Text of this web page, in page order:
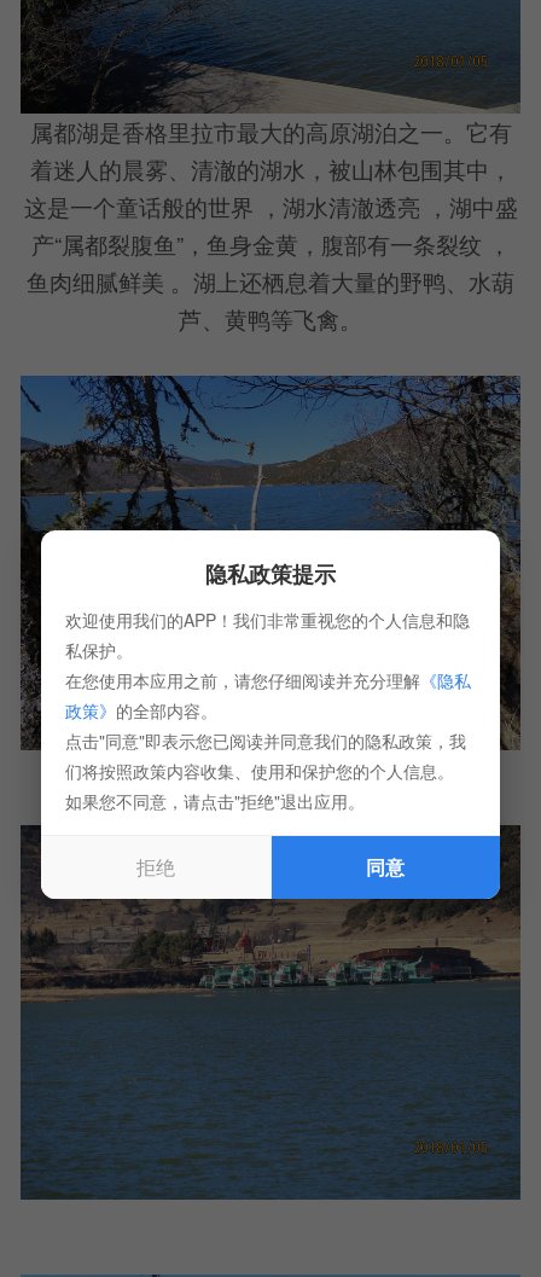
属都湖是香格里拉市最大的高原湖泊之一。它有
着迷人的晨雾、清澈的湖水，被山林包围其中，
这是一个童话般的世界 ，湖水清澈透亮 ，湖中盛
产“属都裂腹鱼”，鱼身金黄，腹部有一条裂纹 ，
鱼肉细腻鲜美 。湖上还栖息着大量的野鸭、水葫
芦、黄鸭等飞禽。
隐私政策提示
欢迎使用我们的APP！我们非常重视您的个人信息和隐
私保护。
在您使用本应用之前，请您仔细阅读并充分理解《隐私
政策》 的全部内容。
点击"同意"即表示您已阅读并同意我们的隐私政策，我
们将按照政策内容收集、使用和保护您的个人信息。
如果您不同意，请点击"拒绝"退出应用。
拒绝 同意